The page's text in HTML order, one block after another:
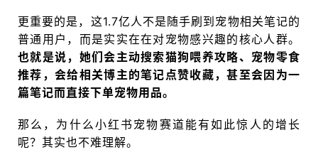
更重要的是，这1.7亿人不是随手刷到宠物相关笔记的
普通用户，而是实实在在对宠物感兴趣的核心人群。
也就是说，她们会主动搜索猫狗喂养攻略、宠物零食
推荐，会给相关博主的笔记点赞收藏，甚至会因为一
篇笔记而直接下单宠物用品。
那么，为什么小红书宠物赛道能有如此惊人的增长
呢？其实也不难理解。